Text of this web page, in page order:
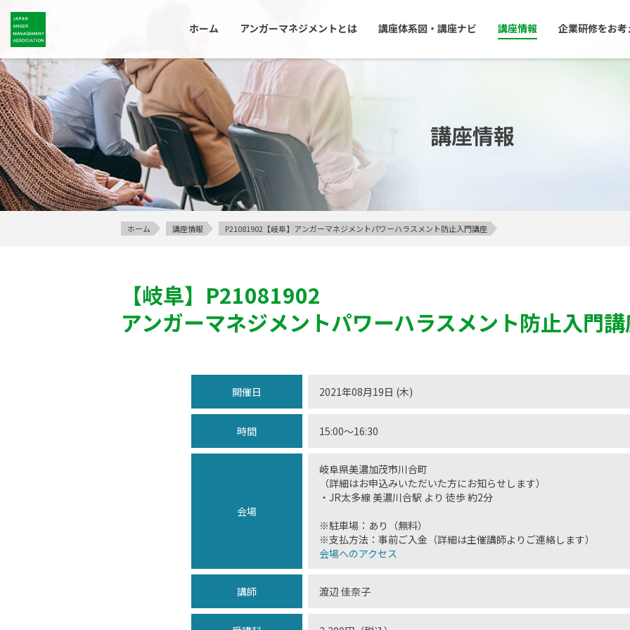
ホーム アンガーマネジメントとは 講座体系図・講座ナビ 講座情報 企業研修をお
講座情報
ホーム 講座情報 P21081902【岐阜】アンガーマネジメントパワーハラスメント防止入門講座
【岐阜】 P21081902
アンガーマネジメントパワーハラスメント防止入門
開催日 2021年08月19日 (木)
時間 15:00〜16:30
会場
岐阜県美濃加茂市川合町
（詳細はお申込みいただいた方にお知らせします）
・JR太多線 美濃川合駅 より 徒歩 約2分
※駐車場：あり（無料）
※支払方法：事前ご入金（詳細は主催講師よりご連絡します）
会場へのアクセス
講師 渡辺 佳奈子